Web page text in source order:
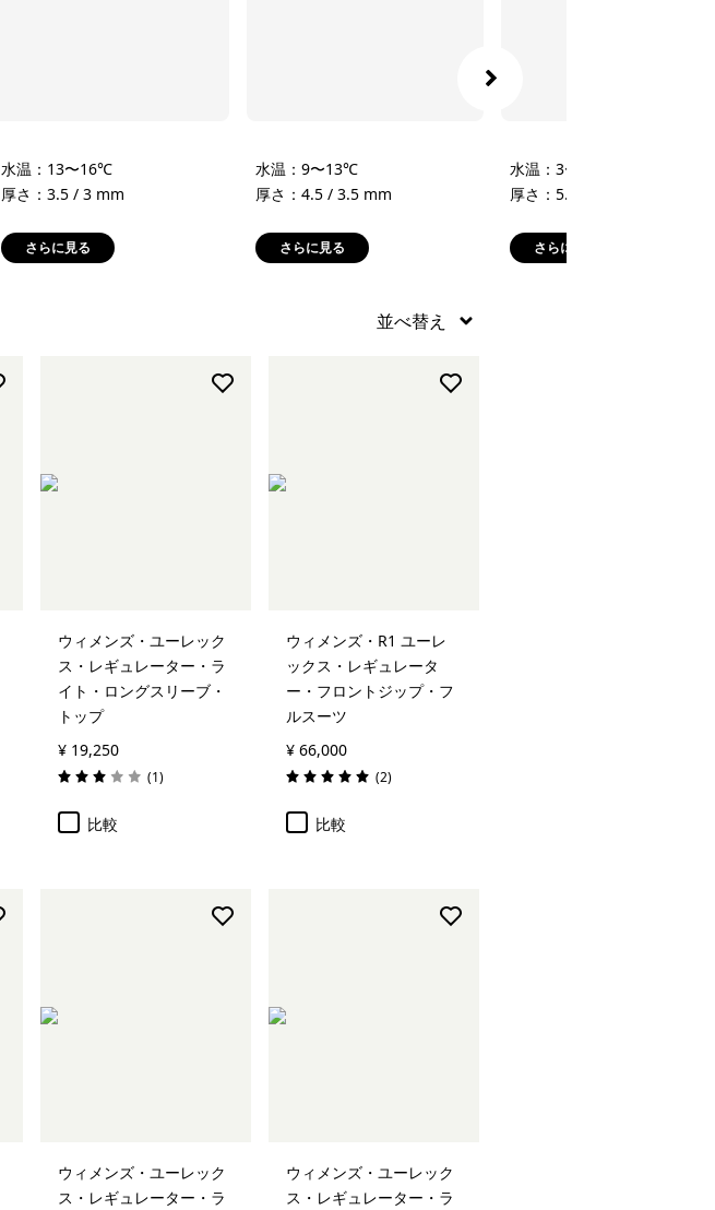
水温：13〜16℃
厚さ：3.5 / 3 mm
さらに見る
水温：9〜13℃
厚さ：4.5 / 3.5 mm
さらに見る
水温：3〜9℃
厚さ：5.5 / 4 mm
さらに見る
ウィメンズ・ユーレック
ス・レギュレーター・ラ
イト・ロングスリーブ・
トップ
¥ 19,250
評価: 3.0 / 5 (1レビュー
)
比較
ウィメンズ・R1 ユーレ
ックス・レギュレータ
ー・フロントジップ・フ
ルスーツ
¥ 66,000
評価: 5.0 / 5 (2レビュー
)
比較
ウィメンズ・ユーレック
ス・レギュレーター・ラ
ウィメンズ・ユーレック
ス・レギュレーター・ラ